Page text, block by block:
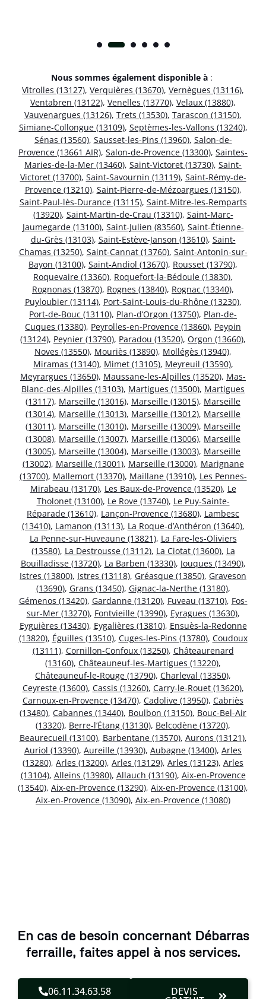
Nous sommes également disponible à :
Vitrolles (13127), Verquières (13670), Vernègues (13116),
Ventabren (13122), Venelles (13770), Velaux (13880),
Vauvenargues (13126), Trets (13530), Tarascon (13150),
Simiane-Collongue (13109), Septèmes-les-Vallons (13240),
Sénas (13560), Sausset-les-Pins (13960), Salon-de-
Provence (13661 AIR), Salon-de-Provence (13300), Saintes-
Maries-de-la-Mer (13460), Saint-Victoret (13730), Saint-
Victoret (13700), Saint-Savournin (13119), Saint-Rémy-de-
Provence (13210), Saint-Pierre-de-Mézoargues (13150),
Saint-Paul-lès-Durance (13115), Saint-Mitre-les-Remparts
(13920), Saint-Martin-de-Crau (13310), Saint-Marc-
Jaumegarde (13100), Saint-Julien (83560), Saint-Étienne-
du-Grès (13103), Saint-Estève-Janson (13610), Saint-
Chamas (13250), Saint-Cannat (13760), Saint-Antonin-sur-
Bayon (13100), Saint-Andiol (13670), Rousset (13790),
Roquevaire (13360), Roquefort-la-Bédoule (13830),
Rognonas (13870), Rognes (13840), Rognac (13340),
Puyloubier (13114), Port-Saint-Louis-du-Rhône (13230),
Port-de-Bouc (13110), Plan-d’Orgon (13750), Plan-de-
Cuques (13380), Peyrolles-en-Provence (13860), Peypin
(13124), Peynier (13790), Paradou (13520), Orgon (13660),
Noves (13550), Mouriès (13890), Mollégès (13940),
Miramas (13140), Mimet (13105), Meyreuil (13590),
Meyrargues (13650), Maussane-les-Alpilles (13520), Mas-
Blanc-des-Alpilles (13103), Martigues (13500), Martigues
(13117), Marseille (13016), Marseille (13015), Marseille
(13014), Marseille (13013), Marseille (13012), Marseille
(13011), Marseille (13010), Marseille (13009), Marseille
(13008), Marseille (13007), Marseille (13006), Marseille
(13005), Marseille (13004), Marseille (13003), Marseille
(13002), Marseille (13001), Marseille (13000), Marignane
(13700), Mallemort (13370), Maillane (13910), Les Pennes-
Mirabeau (13170), Les Baux-de-Provence (13520), Le
Tholonet (13100), Le Rove (13740), Le Puy-Sainte-
Réparade (13610), Lançon-Provence (13680), Lambesc
(13410), Lamanon (13113), La Roque-d’Anthéron (13640),
La Penne-sur-Huveaune (13821), La Fare-les-Oliviers
(13580), La Destrousse (13112), La Ciotat (13600), La
Bouilladisse (13720), La Barben (13330), Jouques (13490),
Istres (13800), Istres (13118), Gréasque (13850), Graveson
(13690), Grans (13450), Gignac-la-Nerthe (13180),
Gémenos (13420), Gardanne (13120), Fuveau (13710), Fos-
sur-Mer (13270), Fontvieille (13990), Eyragues (13630),
Eyguières (13430), Eygalières (13810), Ensuès-la-Redonne
(13820), Éguilles (13510), Cuges-les-Pins (13780), Coudoux
(13111), Cornillon-Confoux (13250), Châteaurenard
(13160), Châteauneuf-les-Martigues (13220),
Châteauneuf-le-Rouge (13790), Charleval (13350),
Ceyreste (13600), Cassis (13260), Carry-le-Rouet (13620),
Carnoux-en-Provence (13470), Cadolive (13950), Cabriès
(13480), Cabannes (13440), Boulbon (13150), Bouc-Bel-Air
(13320), Berre-l’Étang (13130), Belcodène (13720),
Beaurecueil (13100), Barbentane (13570), Aurons (13121),
Auriol (13390), Aureille (13930), Aubagne (13400), Arles
(13280), Arles (13200), Arles (13129), Arles (13123), Arles
(13104), Alleins (13980), Allauch (13190), Aix-en-Provence
(13540), Aix-en-Provence (13290), Aix-en-Provence (13100),
Aix-en-Provence (13090), Aix-en-Provence (13080)
En cas de besoin concernant Débarras
ferraille, faites appel à nos services.
06.11.34.63.58 DEVIS